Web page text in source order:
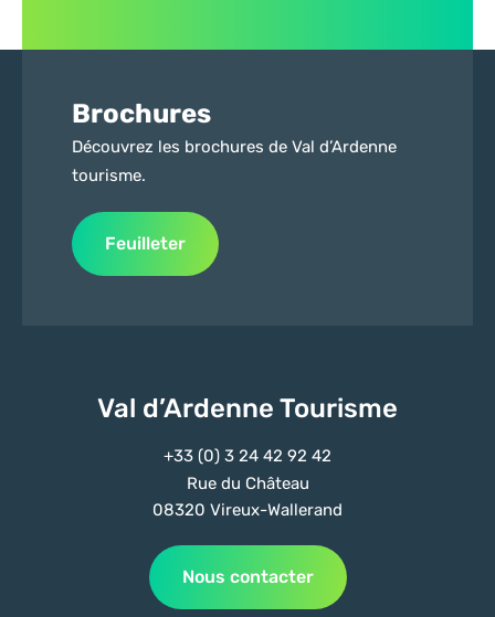
Brochures
Découvrez les brochures de Val d’Ardenne
tourisme.
Feuilleter
Val d’Ardenne Tourisme
+33 (0) 3 24 42 92 42
Rue du Château
08320 Vireux-Wallerand
Nous contacter